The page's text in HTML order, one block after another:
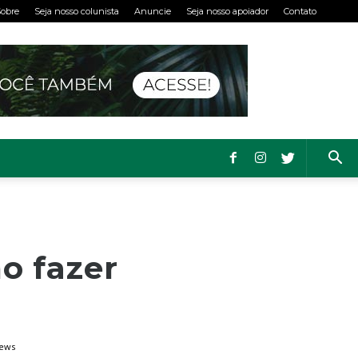
Seja nosso colunista Anuncie Seja nosso apoiador Contato
fazer